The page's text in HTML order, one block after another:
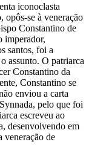
iconoclasta
se à veneração
Constantino de
imperador,
santos, foi a
assunto. O patriarca
Constantino da
Constantino se
enviou a carta
pelo que foi
escreveu ao
desenvolvendo em
veneração de